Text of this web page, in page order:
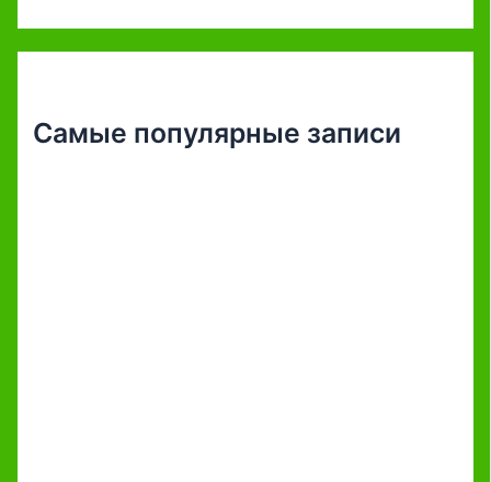
Самые популярные записи